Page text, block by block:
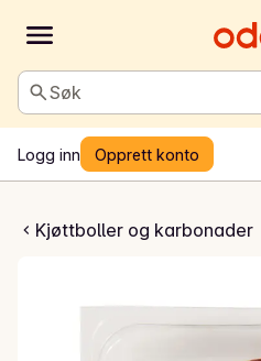
Søk
Logg inn Opprett konto
Kjøttboller og karbonader
Karbonader